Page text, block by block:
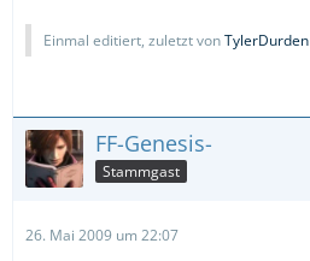
Einmal editiert, zuletzt vonTylerDurden
FF-Genesis-
Stammgast
26. Mai 2009 um 22:07